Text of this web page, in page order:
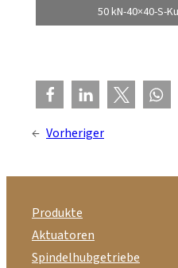
50 kN-40×40-S-
← Vorheriger
Produkte
Aktuatoren
Spindelhubgetriebe